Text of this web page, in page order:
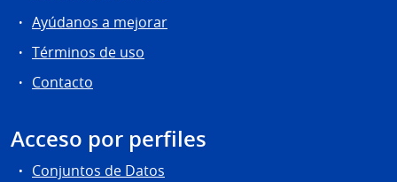
Ayúdanos a mejorar
Términos de uso
Contacto
Acceso por perfiles
Conjuntos de Datos